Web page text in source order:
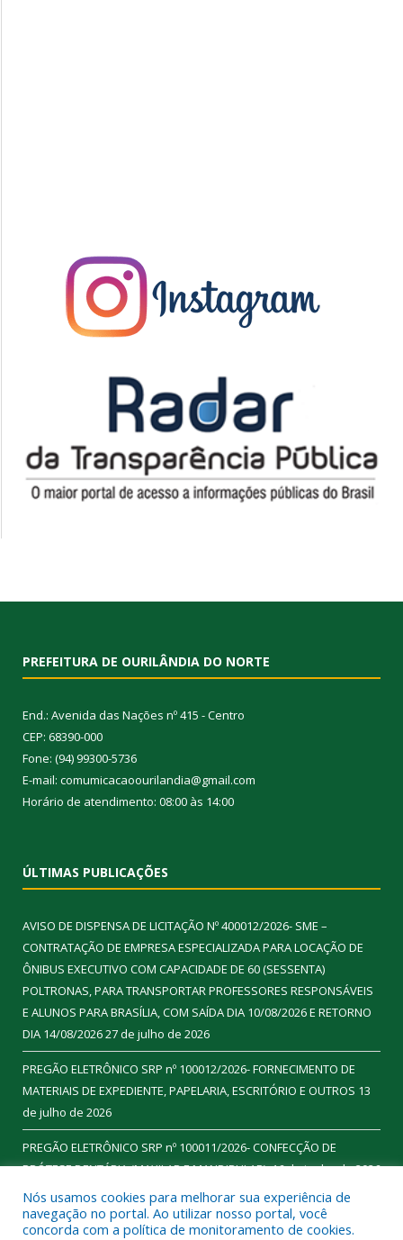
PREFEITURA DE OURILÂNDIA DO NORTE
End.: Avenida das Nações nº 415 - Centro
CEP: 68390-000
Fone: (94) 99300-5736
E-mail: comumicacaoourilandia@gmail.com
Horário de atendimento: 08:00 às 14:00
ÚLTIMAS PUBLICAÇÕES
AVISO DE DISPENSA DE LICITAÇÃO Nº 400012/2026- SME –
CONTRATAÇÃO DE EMPRESA ESPECIALIZADA PARA LOCAÇÃO DE
ÔNIBUS EXECUTIVO COM CAPACIDADE DE 60 (SESSENTA)
POLTRONAS, PARA TRANSPORTAR PROFESSORES RESPONSÁVEIS
E ALUNOS PARA BRASÍLIA, COM SAÍDA DIA 10/08/2026 E RETORNO
DIA 14/08/202627 de julho de 2026
PREGÃO ELETRÔNICO SRP nº 100012/2026- FORNECIMENTO DE
MATERIAIS DE EXPEDIENTE, PAPELARIA, ESCRITÓRIO E OUTROS 13
de julho de 2026
PREGÃO ELETRÔNICO SRP nº 100011/2026- CONFECÇÃO DE
PRÓTESE DENTÁRIA (MAXILAR E MANDIBULAR).16 de junho de 2026
Nós usamos cookies para melhorar sua experiência de
navegação no portal. Ao utilizar nosso portal, você
concorda com a política de monitoramento de cookies.